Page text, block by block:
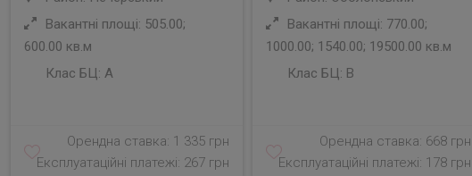
Вакантні площі: 505.00;
600.00 кв.м
Клас БЦ: A
Орендна ставка: 1 335 грн
Експлуатаційні платежі: 267 грн
Вакантні площі: 770.00;
1000.00; 1540.00; 19500.00 кв.м
Клас БЦ: B
Орендна ставка: 668 грн
Експлуатаційні платежі: 178 грн